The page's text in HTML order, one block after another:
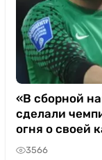
«В сборной
сделали
огня о своей
3566